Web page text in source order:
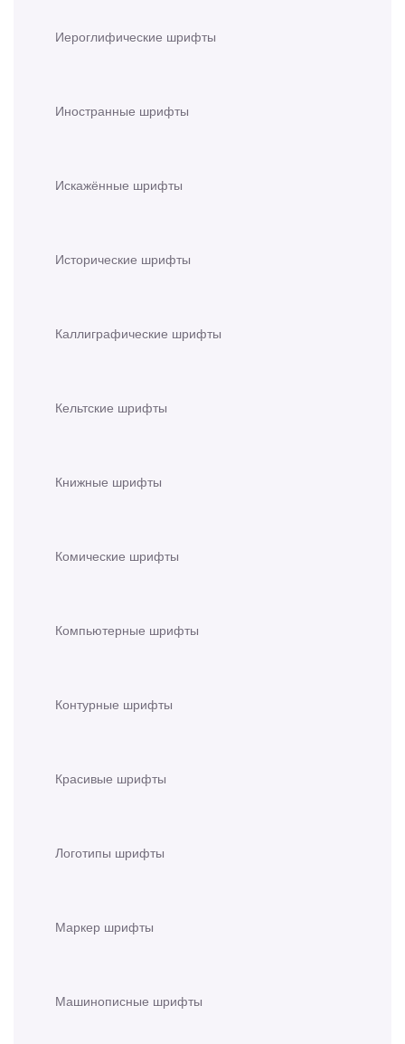
Иероглифические шрифты
Иностранные шрифты
Искажённые шрифты
Исторические шрифты
Каллиграфические шрифты
Кельтские шрифты
Книжные шрифты
Комические шрифты
Компьютерные шрифты
Контурные шрифты
Красивые шрифты
Логотипы шрифты
Маркер шрифты
Машинописные шрифты